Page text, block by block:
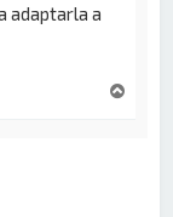
adaptarla a